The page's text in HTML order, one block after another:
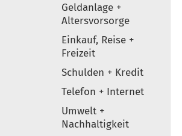
Geldanlage +
Altersvorsorge
Einkauf, Reise +
Freizeit
Schulden + Kredit
Telefon + Internet
Umwelt +
Nachhaltigkeit